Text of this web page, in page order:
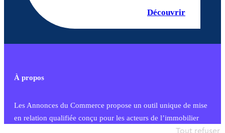
Découvrir
À propos
Les Annonces du Commerce propose un outil unique de mise
en relation qualifiée conçu pour les acteurs de l’immobilier
commercial et les collectivités territoriales, simple et intégrant
Tout refuser